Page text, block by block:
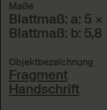
Maße
Blattmaß: a: 5 ×
Blattmaß: b: 5,8
Objektbezeichnung
Fragment
Handschrift